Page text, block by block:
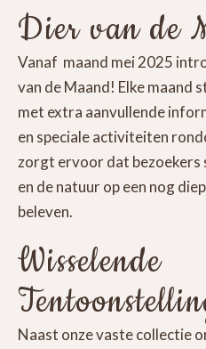
Dier van de
Vanaf maand mei 2025
van de Maand! Elke maand
met extra aanvullende
en speciale activiteiten
zorgt ervoor dat bezoekers
en de natuur op een nog
beleven.
Wisselende
Naast onze vaste collectie